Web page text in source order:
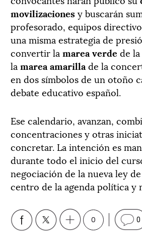
movilizacionesy buscarán
profesorado, equipos
una misma estrategia de
convertir la marea verde de
la marea amarilla de la
en dos símbolos de un otoño
debate educativo español.
Ese calendario, avanzan,
concentraciones y otras
concretar. La intención es
durante todo el inicio del
negociación de la nueva ley
centro de la agenda política y
0 0